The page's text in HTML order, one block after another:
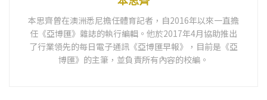
本思齊曾在澳洲悉尼擔任體育記者，自2016年以來一直擔
任《亞博匯》雜誌的執行編輯。他於2017年4月協助推出
了行業領先的每日電子通訊《亞博匯早報》，目前是《亞
博匯》的主筆，並負責所有內容的校編。